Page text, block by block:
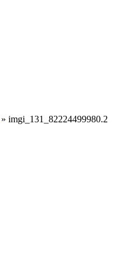
» imgi_131_82224499980.2